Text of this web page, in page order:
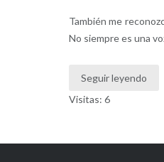
También me
No siempre es una
Seguir leyendo
Visitas: 6